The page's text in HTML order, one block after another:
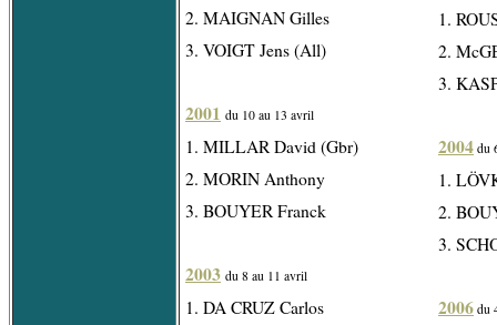
2. MAIGNAN Gilles
3. VOIGT Jens (All)
2001 du 10 au 13 avril
1. MILLAR David (Gbr)
2. MORIN Anthony
3. BOUYER Franck
2003 du 8 au 11 avril
1. DA CRUZ Carlos
1.
2.
3.
2004 du
1.
2.
3.
2006 du